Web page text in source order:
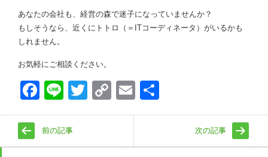
あなたの会社も、経営の森で迷子になっていませんか？
もしそうなら、近くにトトロ（＝ITコーディネータ）がいるかも
しれません。
お気軽にご相談ください。
Face Line Twitt Copy Emai
前の記事 次の記事